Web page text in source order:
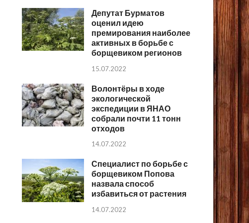
Депутат Бурматов
оценил идею
премирования наиболее
активных в борьбе с
борщевиком регионов
15.07.2022
Волонтёры в ходе
экологической
экспедиции в ЯНАО
собрали почти 11 тонн
отходов
14.07.2022
Специалист по борьбе с
борщевиком Попова
назвала способ
избавиться от растения
14.07.2022